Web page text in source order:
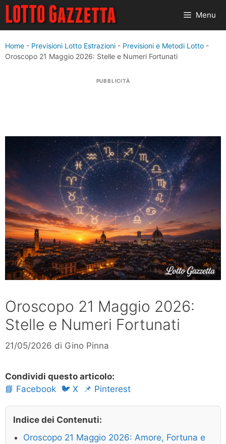
Vai
contenuto
Menu
Home - Previsioni Lotto Estrazioni - Previsioni e Metodi Lotto -
Oroscopo 21 Maggio 2026: Stelle e Numeri Fortunati
PUBBLICITÀ
Oroscopo 21 Maggio 2026:
Stelle e Numeri Fortunati
21/05/2026 di Gino Pinna
Condividi questo articolo:
📘 Facebook 🐦 X 📌 Pinterest
Indice dei Contenuti:
Oroscopo 21 Maggio 2026: Amore, Fortuna e